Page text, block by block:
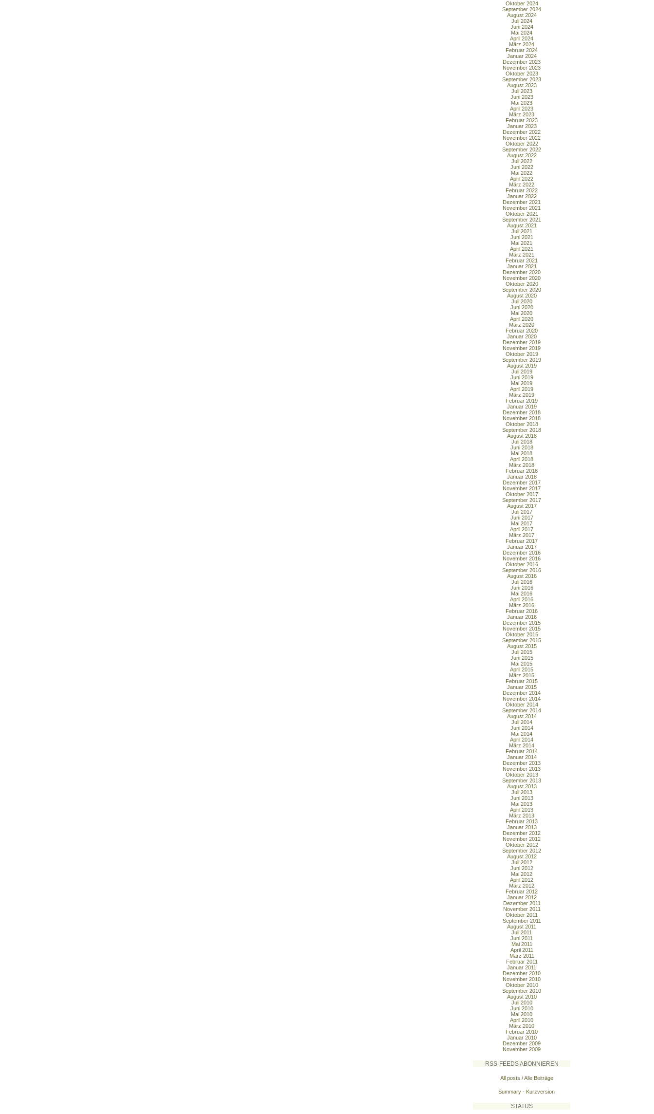
Oktober 2024
September 2024
August 2024
Juli 2024
Juni 2024
Mai 2024
April 2024
März 2024
Februar 2024
Januar 2024
Dezember 2023
November 2023
Oktober 2023
September 2023
August 2023
Juli 2023
Juni 2023
Mai 2023
April 2023
März 2023
Februar 2023
Januar 2023
Dezember 2022
November 2022
Oktober 2022
September 2022
August 2022
Juli 2022
Juni 2022
Mai 2022
April 2022
März 2022
Februar 2022
Januar 2022
Dezember 2021
November 2021
Oktober 2021
September 2021
August 2021
Juli 2021
Juni 2021
Mai 2021
April 2021
März 2021
Februar 2021
Januar 2021
Dezember 2020
November 2020
Oktober 2020
September 2020
August 2020
Juli 2020
Juni 2020
Mai 2020
April 2020
März 2020
Februar 2020
Januar 2020
Dezember 2019
November 2019
Oktober 2019
September 2019
August 2019
Juli 2019
Juni 2019
Mai 2019
April 2019
März 2019
Februar 2019
Januar 2019
Dezember 2018
November 2018
Oktober 2018
September 2018
August 2018
Juli 2018
Juni 2018
Mai 2018
April 2018
März 2018
Februar 2018
Januar 2018
Dezember 2017
November 2017
Oktober 2017
September 2017
August 2017
Juli 2017
Juni 2017
Mai 2017
April 2017
März 2017
Februar 2017
Januar 2017
Dezember 2016
November 2016
Oktober 2016
September 2016
August 2016
Juli 2016
Juni 2016
Mai 2016
April 2016
März 2016
Februar 2016
Januar 2016
Dezember 2015
November 2015
Oktober 2015
September 2015
August 2015
Juli 2015
Juni 2015
Mai 2015
April 2015
März 2015
Februar 2015
Januar 2015
Dezember 2014
November 2014
Oktober 2014
September 2014
August 2014
Juli 2014
Juni 2014
Mai 2014
April 2014
März 2014
Februar 2014
Januar 2014
Dezember 2013
November 2013
Oktober 2013
September 2013
August 2013
Juli 2013
Juni 2013
Mai 2013
April 2013
März 2013
Februar 2013
Januar 2013
Dezember 2012
November 2012
Oktober 2012
September 2012
August 2012
Juli 2012
Juni 2012
Mai 2012
April 2012
März 2012
Februar 2012
Januar 2012
Dezember 2011
November 2011
Oktober 2011
September 2011
August 2011
Juli 2011
Juni 2011
Mai 2011
April 2011
März 2011
Februar 2011
Januar 2011
Dezember 2010
November 2010
Oktober 2010
September 2010
August 2010
Juli 2010
Juni 2010
Mai 2010
April 2010
März 2010
Februar 2010
Januar 2010
Dezember 2009
November 2009
RSS-FEEDS ABONNIEREN
All posts / Alle Beiträge
Summary - Kurzversion
STATUS